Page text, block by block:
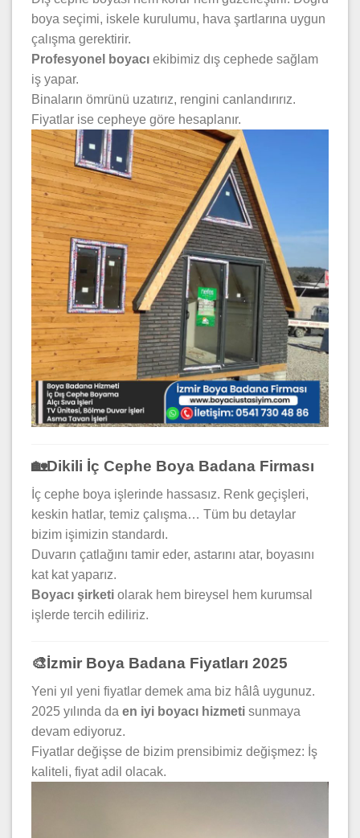
boya seçimi, iskele kurulumu, hava şartlarına uygun
çalışma gerektirir.
Profesyonel boyacı ekibimiz dış cephede sağlam
iş yapar.
Binaların ömrünü uzatırız, rengini canlandırırız.
Fiyatlar ise cepheye göre hesaplanır.
🏡Dikili İç Cephe Boya Badana Firması
İç cephe boya işlerinde hassasız. Renk geçişleri,
keskin hatlar, temiz çalışma… Tüm bu detaylar
bizim işimizin standardı.
Duvarın çatlağını tamir eder, astarını atar, boyasını
kat kat yaparız.
Boyacı şirketi olarak hem bireysel hem kurumsal
işlerde tercih ediliriz.
🎨İzmir Boya Badana Fiyatları 2025
Yeni yıl yeni fiyatlar demek ama biz hâlâ uygunuz.
2025 yılında da en iyi boyacı hizmeti sunmaya
devam ediyoruz.
Fiyatlar değişse de bizim prensibimiz değişmez: İş
kaliteli, fiyat adil olacak.